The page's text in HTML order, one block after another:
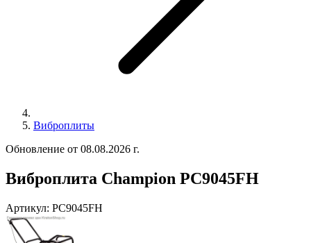
Виброплиты
Обновление от 08.08.2026 г.
Виброплита Champion PC9045FH
Артикул: PC9045FH